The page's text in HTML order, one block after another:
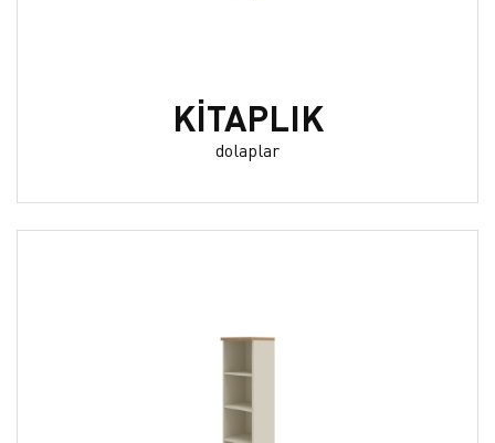
KİTAPLIK
dolaplar